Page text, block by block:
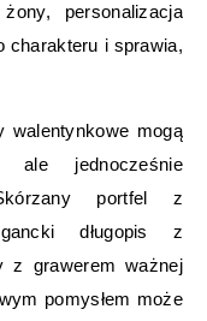
personalizacja
charakteru i sprawia,
walentynkowe mogą
ale jednocześnie
portfel z
długopis z
z grawerem ważnej
pomysłem może